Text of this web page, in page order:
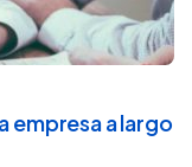
empresa a largo